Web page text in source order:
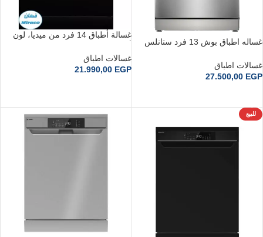
غساله اطباق بوش 13 فرد ستانلس
غسالات اطباق
27.500,00 EGP
غسالة أطباق 14 فرد من ميديا، لون
EG
غسالات اطباق
21.990,00 EGP
للبيع